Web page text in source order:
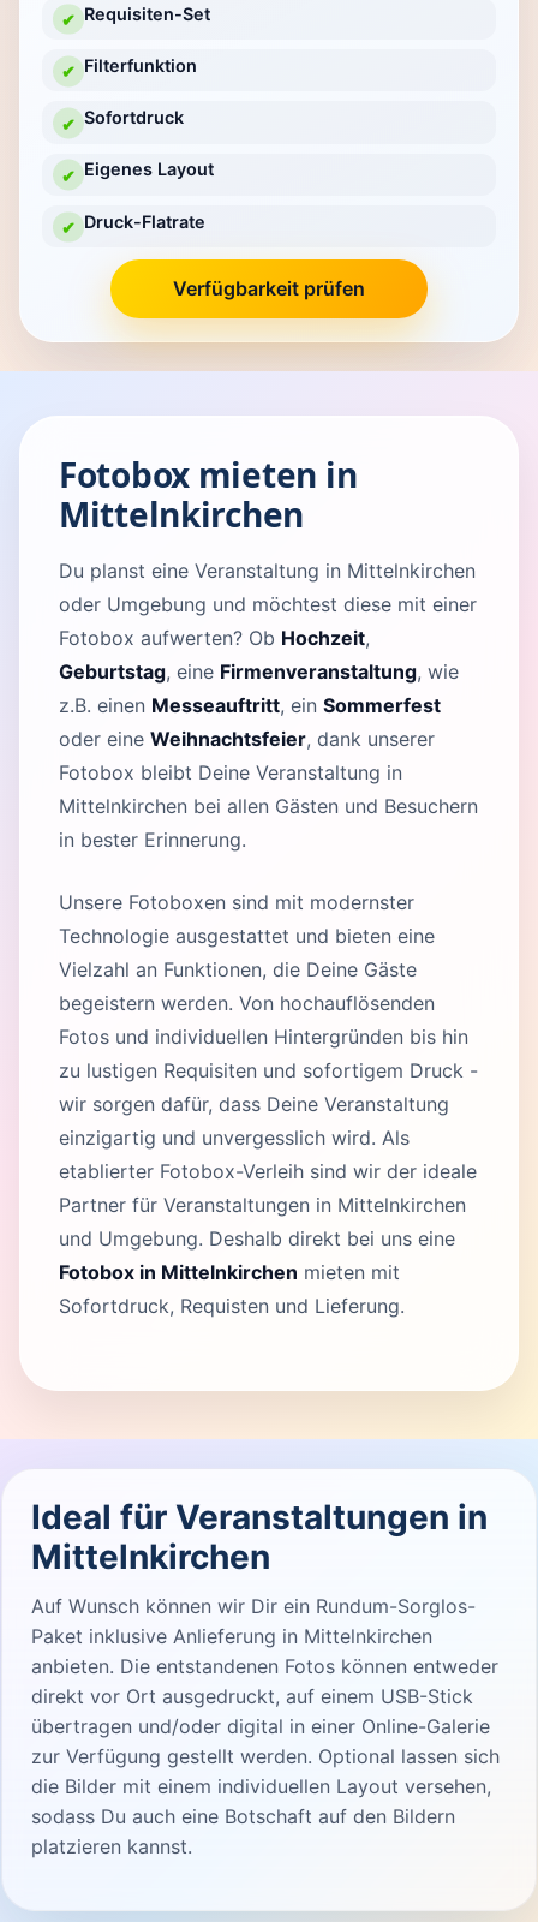
✔ Requisiten-Set
✔ Filterfunktion
✔ Sofortdruck
✔ Eigenes Layout
✔ Druck-Flatrate
Verfügbarkeit prüfen
Fotobox mieten in
Mittelnkirchen
Du planst eine Veranstaltung in Mittelnkirchen
oder Umgebung und möchtest diese mit einer
Fotobox aufwerten? Ob Hochzeit,
Geburtstag, eine Firmenveranstaltung, wie
z.B. einen Messeauftritt, ein Sommerfest
oder eine Weihnachtsfeier, dank unserer
Fotobox bleibt Deine Veranstaltung in
Mittelnkirchen bei allen Gästen und Besuchern
in bester Erinnerung.
Unsere Fotoboxen sind mit modernster
Technologie ausgestattet und bieten eine
Vielzahl an Funktionen, die Deine Gäste
begeistern werden. Von hochauflösenden
Fotos und individuellen Hintergründen bis hin
zu lustigen Requisiten und sofortigem Druck -
wir sorgen dafür, dass Deine Veranstaltung
einzigartig und unvergesslich wird. Als
etablierter Fotobox-Verleih sind wir der ideale
Partner für Veranstaltungen in Mittelnkirchen
und Umgebung. Deshalb direkt bei uns eine
Fotobox in Mittelnkirchen mieten mit
Sofortdruck, Requisten und Lieferung.
Ideal für Veranstaltungen in
Mittelnkirchen
Auf Wunsch können wir Dir ein Rundum-Sorglos-
Paket inklusive Anlieferung in Mittelnkirchen
anbieten. Die entstandenen Fotos können entweder
direkt vor Ort ausgedruckt, auf einem USB-Stick
übertragen und/oder digital in einer Online-Galerie
zur Verfügung gestellt werden. Optional lassen sich
die Bilder mit einem individuellen Layout versehen,
sodass Du auch eine Botschaft auf den Bildern
platzieren kannst.